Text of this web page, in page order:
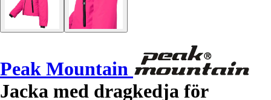
Peak Mountain
Jacka med dragkedja för